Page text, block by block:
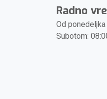
Radno
Od
Subotom: